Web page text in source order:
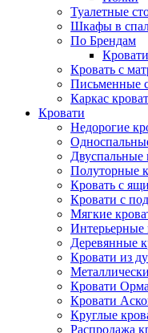
Туалетные
Шкафы в
По Брендам
Кровать с
Письменные
Каркас
Кровати
Недорогие
Двуспальные
Полуторные
Кровать с
Кровати с
Мягкие
Интерьерные
Деревянные
Кровати из
Кровати
Кровати
Круглые
Распродажа